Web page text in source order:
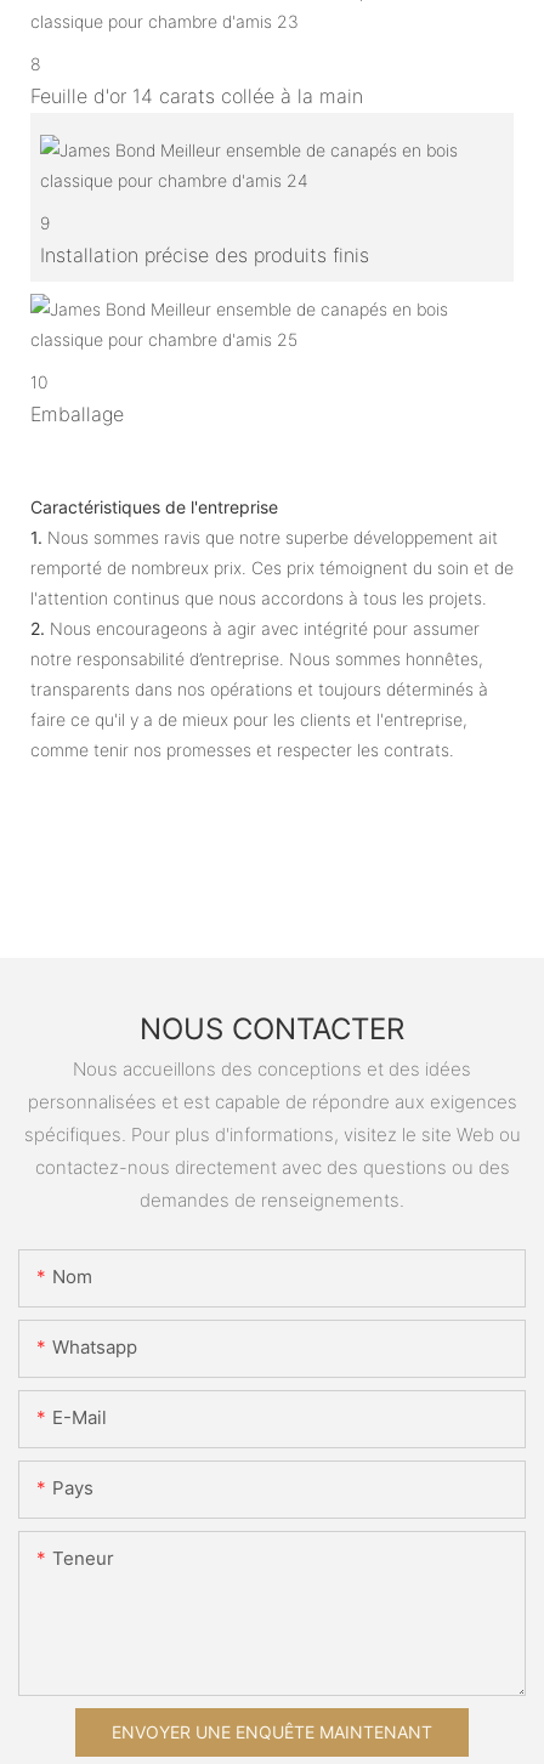
8
Feuille d'or 14 carats collée à la main
9
Installation précise des produits finis
10
Emballage
Caractéristiques de l'entreprise
1. Nous sommes ravis que notre superbe développement ait
remporté de nombreux prix. Ces prix témoignent du soin et de
l'attention continus que nous accordons à tous les projets.
2. Nous encourageons à agir avec intégrité pour assumer
notre responsabilité d’entreprise. Nous sommes honnêtes,
transparents dans nos opérations et toujours déterminés à
faire ce qu'il y a de mieux pour les clients et l'entreprise,
comme tenir nos promesses et respecter les contrats.
NOUS CONTACTER
Nous accueillons des conceptions et des idées
personnalisées et est capable de répondre aux exigences
spécifiques. Pour plus d'informations, visitez le site Web ou
contactez-nous directement avec des questions ou des
demandes de renseignements.
Nom
Whatsapp
E-Mail
Pays
Teneur
ENVOYER UNE ENQUÊTE MAINTENANT